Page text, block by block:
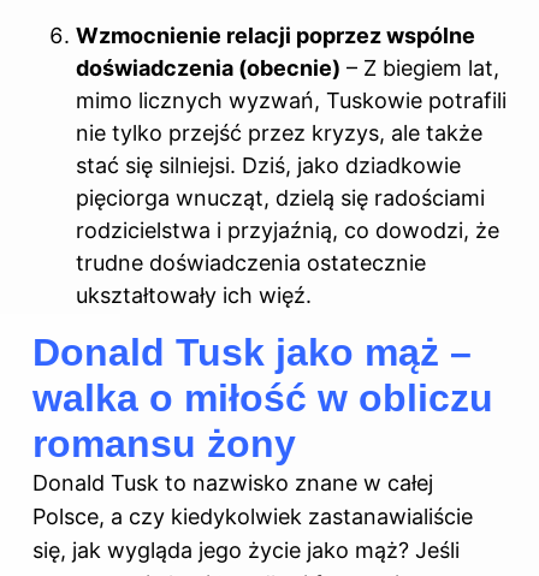
Wzmocnienie relacji poprzez wspólne
doświadczenia (obecnie) – Z biegiem lat,
mimo licznych wyzwań, Tuskowie potrafili
nie tylko przejść przez kryzys, ale także
stać się silniejsi. Dziś, jako dziadkowie
pięciorga wnucząt, dzielą się radościami
rodzicielstwa i przyjaźnią, co dowodzi, że
trudne doświadczenia ostatecznie
ukształtowały ich więź.
Donald Tusk jako mąż –
walka o miłość w obliczu
romansu żony
Donald Tusk to nazwisko znane w całej
Polsce, a czy kiedykolwiek zastanawialiście
się, jak wygląda jego życie jako mąż? Jeśli